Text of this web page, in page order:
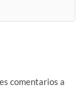
comentarios a